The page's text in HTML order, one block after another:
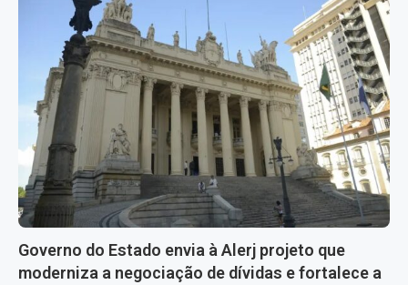
Governo do Estado envia à Alerj projeto que
moderniza a negociação de dívidas e fortalece a